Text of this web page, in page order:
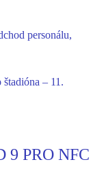
personálu,
– 11.
PRO NFC